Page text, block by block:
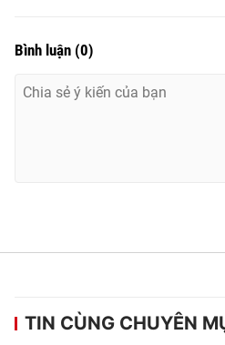
Theo dõi báo trên
Nguyễn Thị Mỹ
Nguyễn Trọng Ninh
Email:toasoan@vtv.vn
Bình luận (0)
TIN CÙNG CHUYÊN